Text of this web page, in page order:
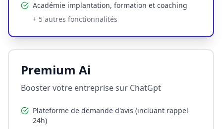
Académie implantation, formation et coaching
+ 5 autres fonctionnalités
Premium Ai
Booster votre entreprise sur ChatGpt
Plateforme de demande d'avis (incluant rappel
24h)